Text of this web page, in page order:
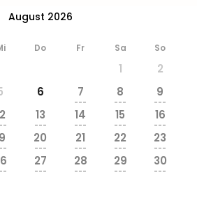
August 2026
Do Fr Sa So
1
2
6 7
---
8
---
9
---
13
---
14
---
15
---
16
---
20
---
21
---
22
---
23
---
27
---
28
---
29
---
30
---